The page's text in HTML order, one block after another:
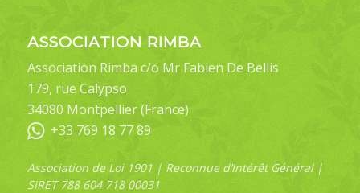
ASSOCIATION RIMBA
Association Rimba c/o Mr Fabien De Bellis
179, rue Calypso
34080 Montpellier (France)
+33 769 18 77 89
Association de Loi 1901 | Reconnue d’Intérêt Général |
SIRET 788 604 718 00031